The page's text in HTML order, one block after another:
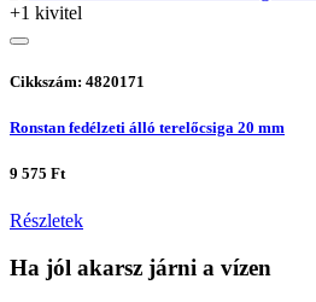
+1 kivitel
Cikkszám: 4820171
Ronstan fedélzeti álló terelőcsiga 20 mm
9 575 Ft
Részletek
Ha jól akarsz járni a vízen